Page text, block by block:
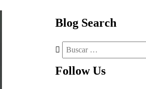
Blog Search
Follow Us